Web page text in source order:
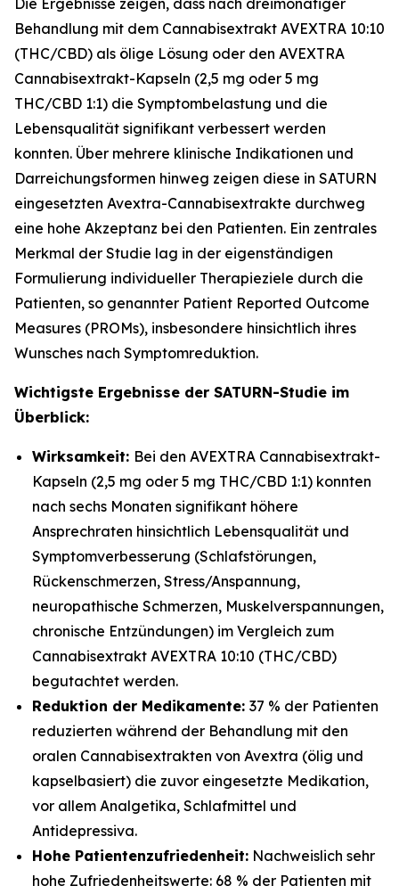
Die Ergebnisse zeigen, dass nach dreimonatiger
Behandlung mit dem Cannabisextrakt AVEXTRA 10:10
(THC/CBD) als ölige Lösung oder den AVEXTRA
Cannabisextrakt-Kapseln (2,5 mg oder 5 mg
THC/CBD 1:1) die Symptombelastung und die
Lebensqualität signifikant verbessert werden
konnten. Über mehrere klinische Indikationen und
Darreichungsformen hinweg zeigen diese in SATURN
eingesetzten Avextra-Cannabisextrakte durchweg
eine hohe Akzeptanz bei den Patienten. Ein zentrales
Merkmal der Studie lag in der eigenständigen
Formulierung individueller Therapieziele durch die
Patienten, so genannter Patient Reported Outcome
Measures (PROMs), insbesondere hinsichtlich ihres
Wunsches nach Symptomreduktion.
Wichtigste Ergebnisse der SATURN-Studie im
Überblick:
Wirksamkeit: Bei den AVEXTRA Cannabisextrakt-
Kapseln (2,5 mg oder 5 mg THC/CBD 1:1) konnten
nach sechs Monaten signifikant höhere
Ansprechraten hinsichtlich Lebensqualität und
Symptomverbesserung (Schlafstörungen,
Rückenschmerzen, Stress/Anspannung,
neuropathische Schmerzen, Muskelverspannungen,
chronische Entzündungen) im Vergleich zum
Cannabisextrakt AVEXTRA 10:10 (THC/CBD)
begutachtet werden.
Reduktion der Medikamente: 37 % der Patienten
reduzierten während der Behandlung mit den
oralen Cannabisextrakten von Avextra (ölig und
kapselbasiert) die zuvor eingesetzte Medikation,
vor allem Analgetika, Schlafmittel und
Antidepressiva.
Hohe Patientenzufriedenheit: Nachweislich sehr
hohe Zufriedenheitswerte: 68 % der Patienten mit